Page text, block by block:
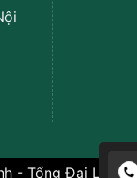
- Tổng Đại Lý Sìn